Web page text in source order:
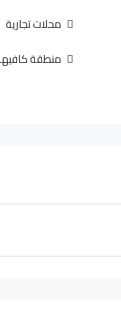
محلات تجارية
منطقة